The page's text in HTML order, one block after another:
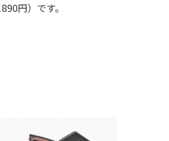
円）です。